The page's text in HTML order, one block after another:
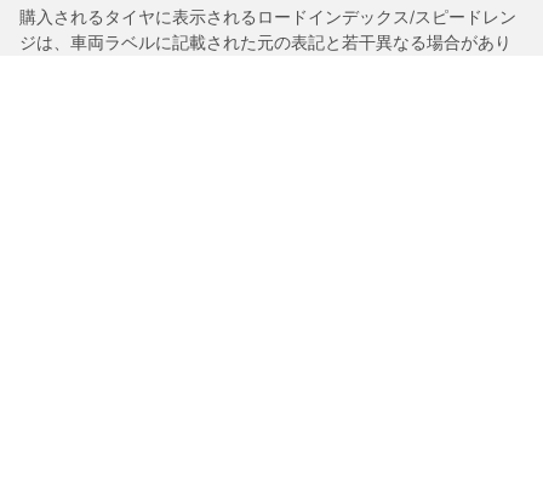
購入されるタイヤに表示されるロードインデックス/スピードレン
ジは、車両ラベルに記載された元の表記と若干異なる場合があり